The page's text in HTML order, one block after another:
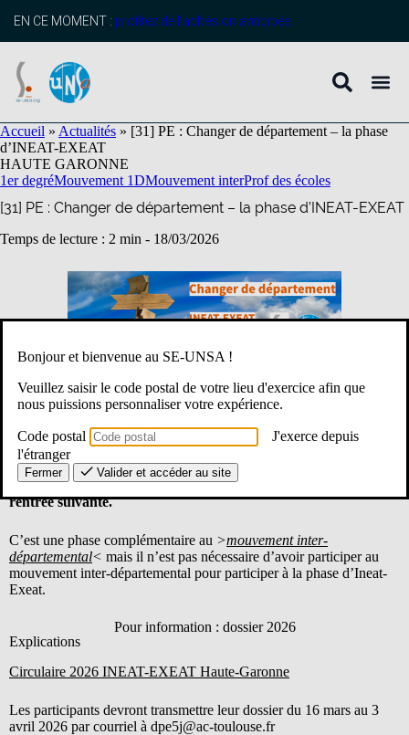
principal
EN CE MOMENT : profitez de l’adhésion anticipée
Accueil » Actualités » [31] PE : Changer de département – la phase
d’INEAT-EXEAT
HAUTE GARONNE
1er degréMouvement 1DMouvement interProf des écoles
[31] PE : Changer de département – la phase d’INEAT-EXEAT
Temps de lecture : 2 min - 18/03/2026
L’opération d’Ineat/Exeat permet à un enseignant titulaire du
1er degré de demander un changement de département pour la
rentrée suivante.
C’est une phase complémentaire au >mouvement inter-
départemental< mais il n’est pas nécessaire d’avoir participer au
mouvement inter-départemental pour participer à la phase d’Ineat-
Exeat.
Pour information : dossier 2026
Explications
Circulaire 2026 INEAT-EXEAT Haute-Garonne
Les participants devront transmettre leur dossier du 16 mars au 3
avril 2026 par courriel à dpe5j@ac-toulouse.fr
Bonjour et bienvenue au SE-UNSA !
Veuillez saisir le code postal de votre lieu d'exercice afin que
nous puissions personnaliser votre expérience.
Code postal
J'exerce depuis
l'étranger
Fermer Valider et accéder au site